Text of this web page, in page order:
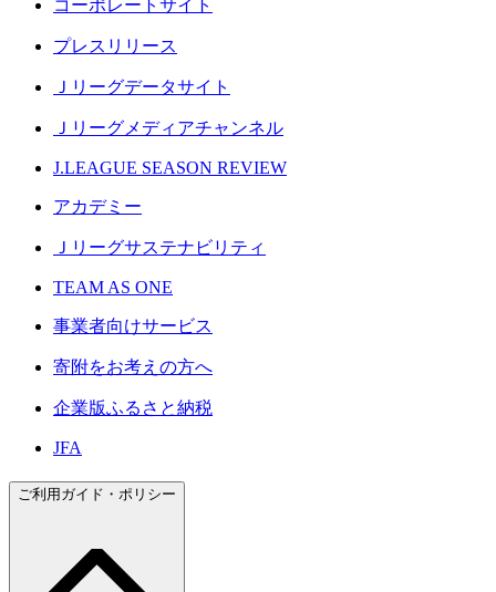
コーポレートサイト
プレスリリース
Ｊリーグデータサイト
Ｊリーグメディアチャンネル
J.LEAGUE SEASON REVIEW
アカデミー
Ｊリーグサステナビリティ
TEAM AS ONE
事業者向けサービス
寄附をお考えの方へ
企業版ふるさと納税
JFA
ご利用ガイド・ポリシー